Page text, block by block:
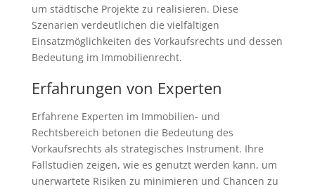
um städtische Projekte zu realisieren. Diese
Szenarien verdeutlichen die vielfältigen
Einsatzmöglichkeiten des Vorkaufsrechts und dessen
Bedeutung im Immobilienrecht.
Erfahrungen von Experten
Erfahrene Experten im Immobilien- und
Rechtsbereich betonen die Bedeutung des
Vorkaufsrechts als strategisches Instrument. Ihre
Fallstudien zeigen, wie es genutzt werden kann, um
unerwartete Risiken zu minimieren und Chancen zu